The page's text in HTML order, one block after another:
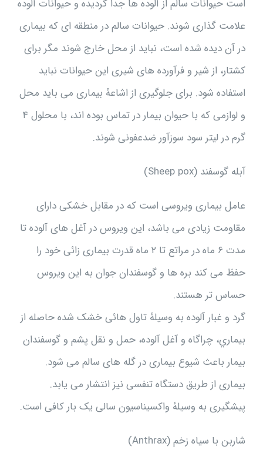
است حيوانات سالم از آلوده ها جدا گرديده و حيوانات آلوده
علامت گذارى شوند. حيوانات سالم در منطقه اى که بيمارى
در آن ديده شده است، نبايد از محل خارج شوند مگر براى
کشتار، از شير و فرآورده هاى شيرى اين حيوانات نبايد
استفاده شود. براى جلوگيرى از اشاعهٔ بيمارى مى بايد محل
و لوازمى که با حيوان بيمار در تماس بوده اند، با محلول ۴
گرم در ليتر سود سوزآور ضدعفونى شوند.
آبله گوسفند (Sheep pox)
عامل بيمارى ويروسى است که در مقابل خشکى داراى
مقاومت زيادى مى باشد، اين ويروس در آغل هاى آلوده تا
مدت ۶ ماه در مراتع تا ۲ ماه قدرت بيمارى زائى خود را
حفظ مى کند بره ها و گوسفندان جوان به اين ويروس
حساس تر هستند.
گرد و غبار آلوده به وسيلهٔ تاول هائى خشک شده حاصله از
بيماري، چراگاه و آغل آلوده، حمل و نقل پشم و گوسفندان
بيمار باعث شيوع بيمارى در گله هاى سالم مى شود.
بيمارى از طريق دستگاه تنفسى نيز انتشار مى يابد.
پيشگيرى به وسيلهٔ واکسيناسيون سالى يک بار کافى است.
شاربن با سياه زخم (Anthrax)